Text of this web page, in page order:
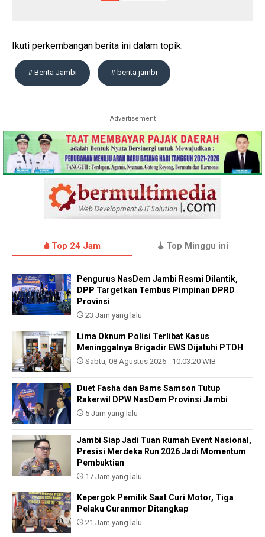
Ikuti perkembangan berita ini dalam topik:
# Berita Jambi # berita jambi
Advertisement
Top 24 Jam Top Minggu ini
Pengurus NasDem Jambi Resmi Dilantik,
DPP Targetkan Tembus Pimpinan DPRD
Provinsi
23 Jam yang lalu
Lima Oknum Polisi Terlibat Kasus
Meninggalnya Brigadir EWS Dijatuhi PTDH
Sabtu, 08 Agustus 2026 - 10:03:20 WIB
Duet Fasha dan Bams Samson Tutup
Rakerwil DPW NasDem Provinsi Jambi
5 Jam yang lalu
Jambi Siap Jadi Tuan Rumah Event Nasional,
Presisi Merdeka Run 2026 Jadi Momentum
Pembuktian
17 Jam yang lalu
Kepergok Pemilik Saat Curi Motor, Tiga
Pelaku Curanmor Ditangkap
21 Jam yang lalu